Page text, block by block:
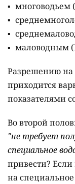
многоводьем
маловодным
Разрешению на
приходится
показателями
Во второй
"не требует
специальное
привести?
на